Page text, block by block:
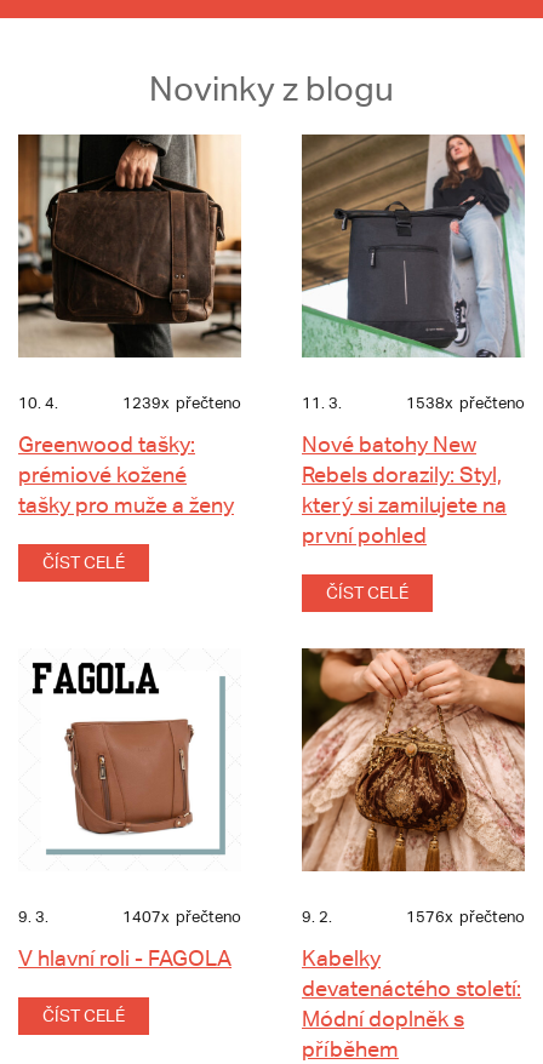
Novinky z blogu
10. 4. 1239x přečteno
Greenwood tašky:
prémiové kožené
tašky pro muže a ženy
ČÍST CELÉ
11. 3. 1538x přečteno
Nové batohy New
Rebels dorazily: Styl,
který si zamilujete na
první pohled
ČÍST CELÉ
9. 3. 1407x přečteno
V hlavní roli - FAGOLA
ČÍST CELÉ
9. 2. 1576x přečteno
Kabelky
devatenáctého století:
Módní doplněk s
příběhem